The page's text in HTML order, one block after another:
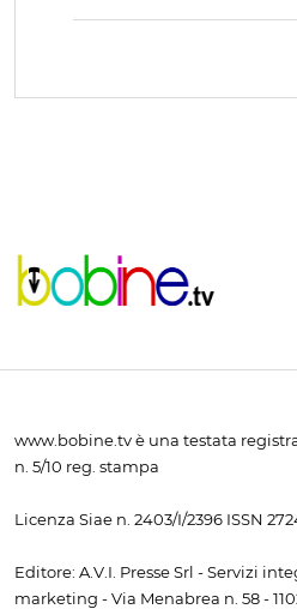
www.bobine.tv è una testata
n. 5/10 reg. stampa
Licenza Siae n. 2403/I/2396 ISSN
Editore: A.V.I. Presse Srl - Servizi
marketing - Via Menabrea n. 58 -